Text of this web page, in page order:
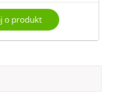
o produkt